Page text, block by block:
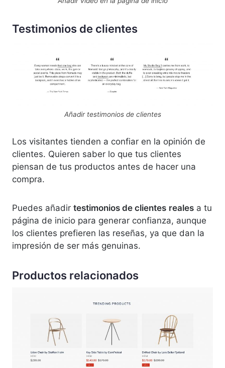
Testimonios de clientes
Añadir testimonios de clientes
Los visitantes tienden a confiar en la opinión de
clientes. Quieren saber lo que tus clientes
piensan de tus productos antes de hacer una
compra.
Puedes añadir testimonios de clientes reales a tu
página de inicio para generar confianza, aunque
los clientes prefieren las reseñas, ya que dan la
impresión de ser más genuinas.
Productos relacionados